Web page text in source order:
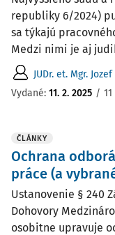
republiky 6/2024)
sa týkajú
Medzi nimi je aj
JUDr. et. Mgr.
Vydané: 11. 2. 2025 /
ČLÁNKY
Ochrana
práce (a
Ustanovenie § 240
Dohovory
osobitne upravuje